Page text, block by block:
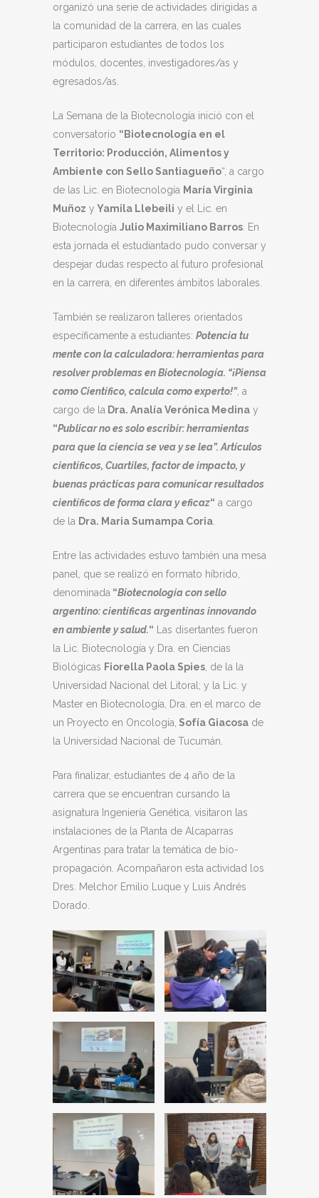
organizó una serie de actividades dirigidas a
la comunidad de la carrera, en las cuales
participaron estudiantes de todos los
módulos, docentes, investigadores/as y
egresados/as.
La Semana de la Biotecnología inició con el
conversatorio “Biotecnología en el
Territorio: Producción, Alimentos y
Ambiente con Sello Santiagueño“, a cargo
de las Lic. en Biotecnología María Virginia
Muñoz y Yamila Llebeili y el Lic. en
Biotecnología Julio Maximiliano Barros . En
esta jornada el estudiantado pudo conversar y
despejar dudas respecto al futuro profesional
en la carrera, en diferentes ámbitos laborales.
También se realizaron talleres orientados
específicamente a estudiantes: Potencia tu
mente con la calculadora: herramientas para
resolver problemas en Biotecnología. “¡Piensa
como Científico, calcula como experto!”, a
cargo de la Dra. Analía Verónica Medina y
“Publicar no es solo escribir: herramientas
para que la ciencia se vea y se lea”. Artículos
científicos, Cuartiles, factor de impacto, y
buenas prácticas para comunicar resultados
científicos de forma clara y eficaz“ a cargo
de la Dra. Maria Sumampa Coria
Entre las actividades estuvo también una mesa
panel, que se realizó en formato híbrido,
denominada “Biotecnología con sello
argentino: científicas argentinas innovando
en ambiente y salud.“ Las disertantes fueron
la Lic. Biotecnología y Dra. en Ciencias
Biológicas Fiorella Paola Spies , de la la
Universidad Nacional del Litoral; y la Lic. y
Master en Biotecnología, Dra. en el marco de
un Proyecto en Oncología, Sofía Giacosa de
la Universidad Nacional de Tucumán.
Para finalizar, estudiantes de 4 año de la
carrera que se encuentran cursando la
asignatura Ingeniería Genética, visitaron las
instalaciones de la Planta de Alcaparras
Argentinas para tratar la temática de bio-
propagación. Acompañaron esta actividad los
Dres. Melchor Emilio Luque y Luis Andrés
Dorado.